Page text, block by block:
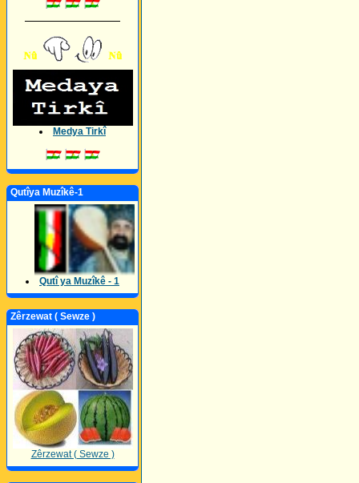
Medya Tirkî
Qutîya Muzîkê-1
Qutî ya Muzîkê - 1
Zêrzewat ( Sewze )
Zêrzewat ( Sewze )